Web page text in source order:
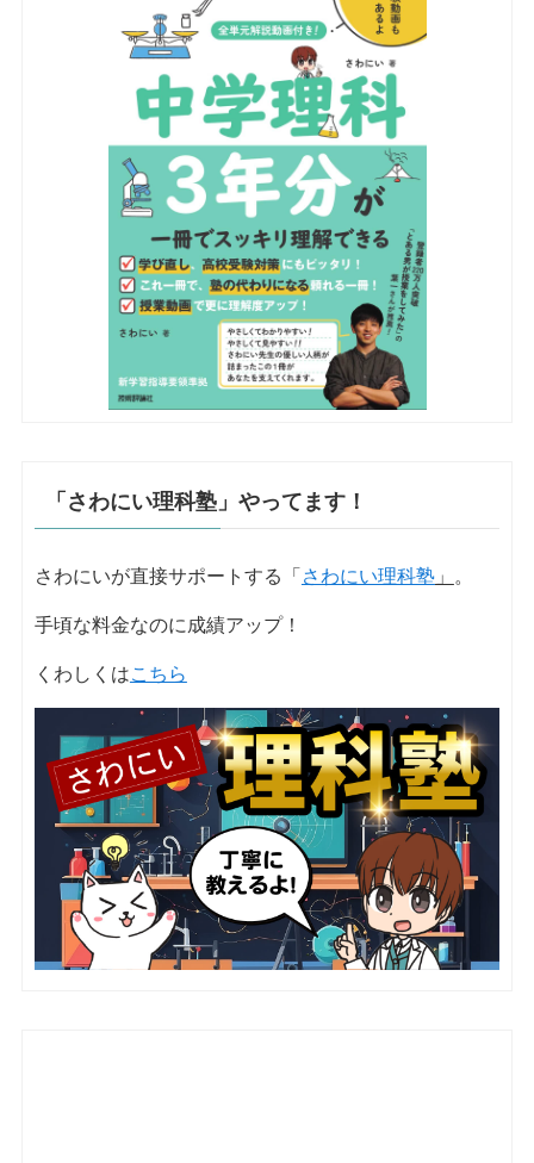
「さわにい理科塾」やってます！
さわにいが直接サポートする「さわにい理科塾」 。
手頃な料金なのに成績アップ！
くわしくはこちら